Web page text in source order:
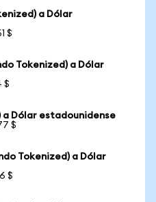
a Dólar
$
Tokenized) a Dólar
$
a Dólar estadounidense
$
Tokenized) a Dólar
$